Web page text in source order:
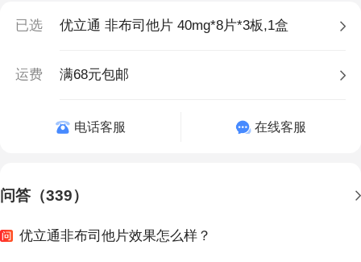
已选 优立通 非布司他片 40mg*8片*3板,1盒
运费 满68元包邮
电话客服 在线客服
问答（339）
优立通非布司他片效果怎么样？